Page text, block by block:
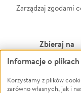
Zarządzaj zgodami
Zbieraj na
Leczenie
Zwierzęta
Informacje o
Korzystamy z plików
zarówno własnych, jak i